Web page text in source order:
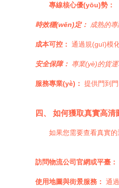
專線核心優(yōu)勢：
時效穩(wěn)定： 成熟的
成本可控： 通過規(guī)模
安全保障： 專業(yè)的貨
服務專業(yè)： 提供門到
四、 如何獲取真實高清
如果您需要查看真實
訪問物流公司官網或平臺：
使用地圖與街景服務： 通